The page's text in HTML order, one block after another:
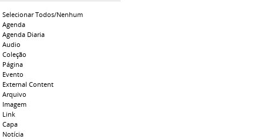
Selecionar Todos/Nenhum
Agenda
Agenda Diaria
Audio
Coleção
Página
Evento
External Content
Arquivo
Imagem
Link
Capa
Notícia